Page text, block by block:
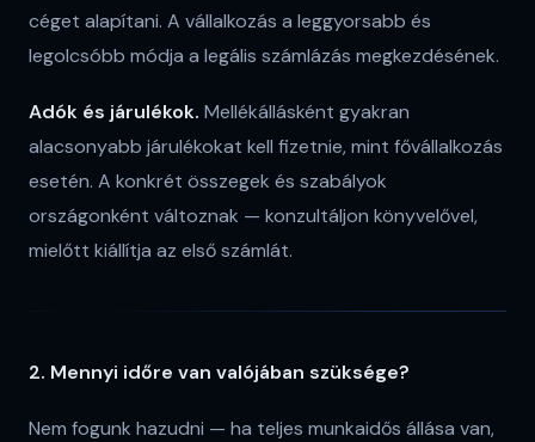
céget alapítani. A vállalkozás a leggyorsabb és
legolcsóbb módja a legális számlázás megkezdésének.
Adók és járulékok. Mellékállásként gyakran
alacsonyabb járulékokat kell fizetnie, mint fővállalkozás
esetén. A konkrét összegek és szabályok
országonként változnak — konzultáljon könyvelővel,
mielőtt kiállítja az első számlát.
2. Mennyi időre van valójában szüksége?
Nem fogunk hazudni — ha teljes munkaidős állása van,